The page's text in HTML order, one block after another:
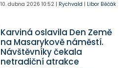
10. dubna 2026 10:52| Rychvald | Libor Běčák
Karviná oslavila Den Země
na Masarykově náměstí.
Návštěvníky čekala
netradiční atrakce